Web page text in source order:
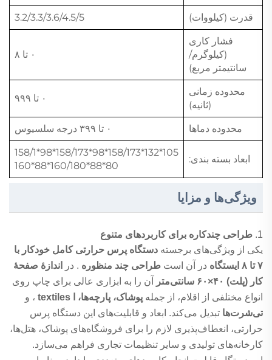
قدرت (کیلووات) 3.2/3.3/3.6/4.5/5
فشار کاری
(کیلوگرم/
سانتیمتر مربع)
۰ تا ۸
محدوده زمانی
(ثانیه)
۰ تا ۹۹۹
محدوده دماها ۰ تا ۳۹۹ درجه سلسیوس
ابعاد بسته بندی:
105*132*158/173*98*158/173*98*158/1
80*88*160/180*88*160
ویژگی‌ها و مزایا
1. طراحی چندکاره برای کاربردهای متنوع
یکی از ویژگی‌های برجسته دستگاه پرس حرارتی کامل خودکار با
۷ تا ۸ ایستگاه
در آن است طراحی چند منظوره . در
اندازهٔ صفحهٔ
کار (پلت) ۴۰×۶۰ سانتی‌متر
آن را به ابزاری عالی برای چاپ روی
انواع مختلفی از اقلام، از جمله پوشاک، پارچه‌ها، ا textiles
، و
تی‌شرت‌ها تبدیل می‌کند. ابعاد و قابلیت‌های این دستگاه پرس
حرارتی، انعطاف‌پذیری لازم را برای فروشگاه‌های پوشاک، هتل‌ها،
کارخانه‌های تولیدی و سایر تنظیمات تجاری فراهم می‌سازد.